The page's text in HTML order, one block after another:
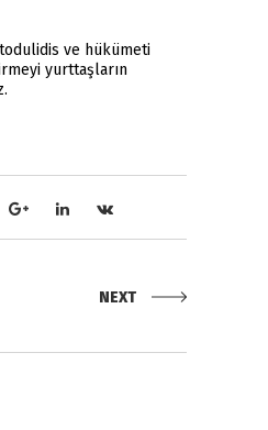
ve hükümeti
yurttaşların
NEXT